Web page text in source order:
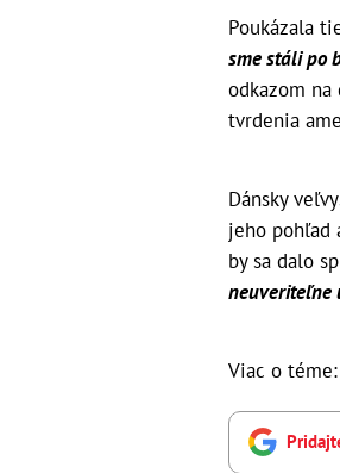
Poukázala
sme stáli po
odkazom
tvrdenia
Dánsky
jeho pohľad
by sa dalo
neuveriteľne
Viac o téme: